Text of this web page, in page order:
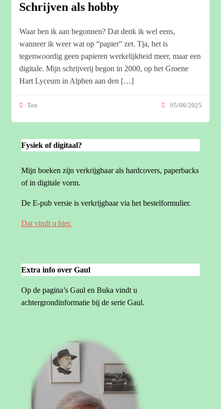
Fysiek of digitaal?
Mijn boeken zijn verkrijgbaar als hardcovers, paperbacks
of in digitale vorm.
De E-pub versie is verkrijgbaar via het bestelformulier.
Dat vindt u hier.
Extra info over Gaul
Op de pagina’s Gaul en Buka vindt u
achtergrondinformatie bij de serie Gaul.
Schrijven als hobby
Waar ben ik aan begonnen? Dat denk ik wel eens,
wanneer ik weer wat op “papier” zet. Tja, het is
tegenwoordig geen papieren werkelijkheid meer, maar een
digitale. Mijn schrijverij begon in 2000, op het Groene
Hart Lyceum in Alphen aan den […]
Ton 05/06/2025